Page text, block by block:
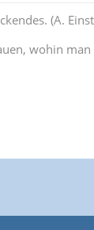
(A.
wohin